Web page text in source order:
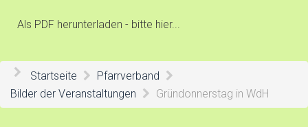
Als PDF herunterladen - bitte hier...
Startseite
Pfarrverband
Bilder der Veranstaltungen
Gründonnerstag in WdH